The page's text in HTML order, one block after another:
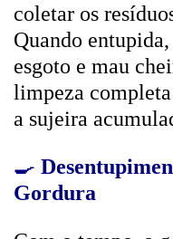
coletar os
Quando
esgoto e mau
limpeza
a sujeira
🍳
Gordura